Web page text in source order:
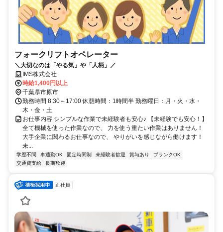
フォークリフトオペレーター
＼大切なのは「やる気」や「人柄」／
IMS株式会社
時給1,400円以上
千葉県市原市
勤務時間 8:30～17:00 休憩時間：1時間半 勤務曜日：月・火・水・
木・金・土
お仕事内容 シンプルな作業で未経験者も安心♪ 【未経験でも安心！】
全て機械を使った作業なので、 力を使う重たい作業はありません！
大手企業に関わるお仕事なので、 やりがいを感じながら働けます！
未...
学歴不問 車通勤OK 固定時間制 未経験者歓迎 賞与あり
ブランクOK
交通費支給
長期歓迎
正社員